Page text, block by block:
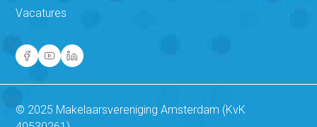
Vacatures
© 2025 Makelaarsvereniging Amsterdam (KvK